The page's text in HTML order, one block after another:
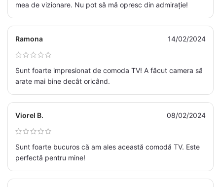
mea de vizionare. Nu pot să mă opresc din admirație!
Ramona 14/02/2024
Sunt foarte impresionat de comoda TV! A făcut camera să
arate mai bine decât oricând.
Viorel B. 08/02/2024
Sunt foarte bucuros că am ales această comodă TV. Este
perfectă pentru mine!